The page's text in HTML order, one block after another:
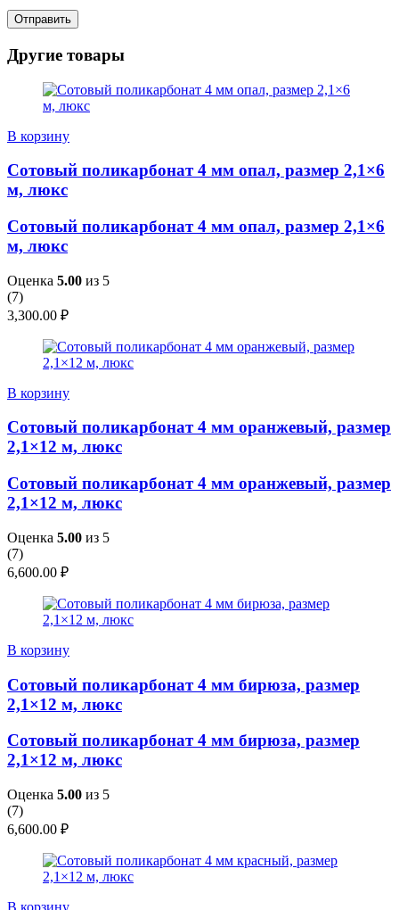
Другие товары
В корзину
Сотовый поликарбонат 4 мм опал, размер 2,1×6
м, люкс
Сотовый поликарбонат 4 мм опал, размер 2,1×6
м, люкс
Оценка 5.00 из 5
(7)
3,300.00 ₽
В корзину
Сотовый поликарбонат 4 мм оранжевый, размер
2,1×12 м, люкс
Сотовый поликарбонат 4 мм оранжевый, размер
2,1×12 м, люкс
Оценка 5.00 из 5
(7)
6,600.00 ₽
В корзину
Сотовый поликарбонат 4 мм бирюза, размер
2,1×12 м, люкс
Сотовый поликарбонат 4 мм бирюза, размер
2,1×12 м, люкс
Оценка 5.00 из 5
(7)
6,600.00 ₽
В корзину